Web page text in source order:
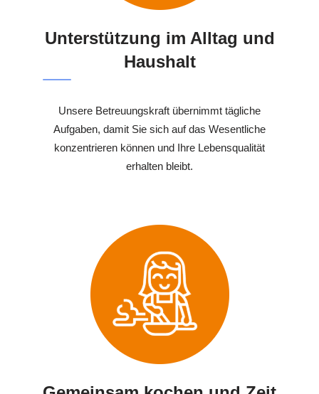
Unterstützung im Alltag und
Haushalt
Unsere Betreuungskraft übernimmt tägliche
Aufgaben, damit Sie sich auf das Wesentliche
konzentrieren können und Ihre Lebensqualität
erhalten bleibt.